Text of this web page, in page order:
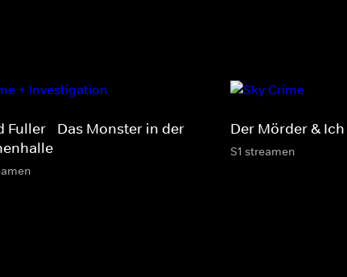
Fuller - Das Monster in der
Der Mörder & Ich
S1 streamen